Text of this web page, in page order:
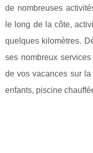
de nombreuses
le long de la côte,
quelques kilomètres.
ses nombreux
de vos vacances sur
enfants, piscine